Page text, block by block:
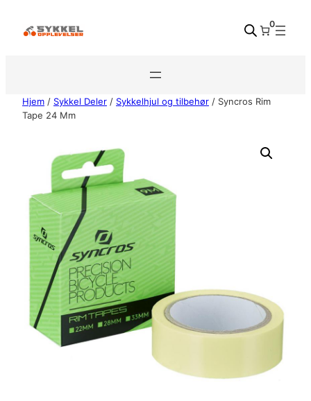
0
Hjem / Sykkel Deler / Sykkelhjul og tilbehør / Syncros Rim
Tape 24 Mm